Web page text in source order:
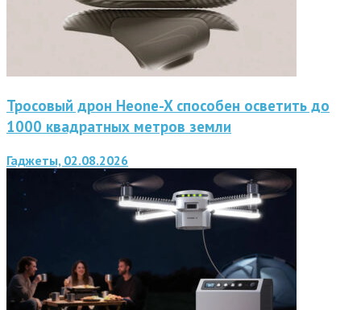
Тросовый дрон Heone-X способен осветить до
1000 квадратных метров земли
Гаджеты, 02.08.2026